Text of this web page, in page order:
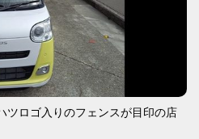
ツロゴ入りのフェンスが目印の店